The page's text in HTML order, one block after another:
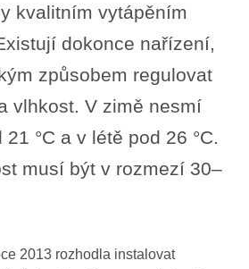
kvalitním vytápěním
dokonce nařízení,
způsobem regulovat
vlhkost. V zimě nesmí
°C a v létě pod 26 °C.
musí být v rozmezí 30–
2013 rozhodla instalovat